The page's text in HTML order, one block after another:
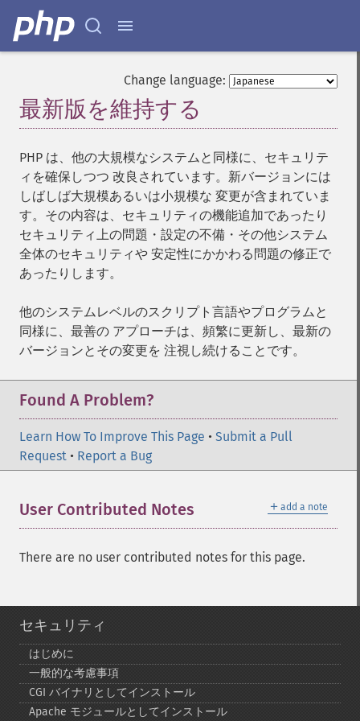
Change language:
最新版を維持する
PHP は、他の大規模なシステムと同様に、セキュリテ
ィを確保しつつ 改良されています。新バージョンには
しばしば大規模あるいは小規模な 変更が含まれていま
す。その内容は、セキュリティの機能追加であったり
セキュリティ上の問題・設定の不備・その他システム
全体のセキュリティや 安定性にかかわる問題の修正で
あったりします。
他のシステムレベルのスクリプト言語やプログラムと
同様に、最善の アプローチは、頻繁に更新し、最新の
バージョンとその変更を 注視し続けることです。
Found A Problem?
Learn How To Improve This Page • Submit a Pull
Request • Report a Bug
＋ add a note
User Contributed Notes
There are no user contributed notes for this page.
セキュリティ
はじめに
一般的な考慮事項
CGI バイナリとしてインストール
Apache モジュールとしてインストール